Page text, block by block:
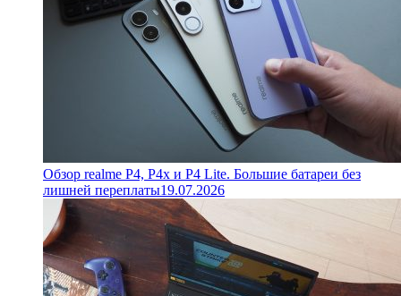
Обзор realme P4, P4x и P4 Lite. Большие батареи без
лишней переплаты19.07.2026